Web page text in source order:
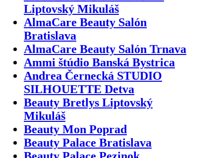
Liptovský Mikuláš
AlmaCare Beauty Salón
Bratislava
AlmaCare Beauty Salón Trnava
Ammi štúdio Banská Bystrica
Andrea Černecká STUDIO
SILHOUETTE Detva
Beauty Bretlys Liptovský
Mikuláš
Beauty Mon Poprad
Beauty Palace Bratislava